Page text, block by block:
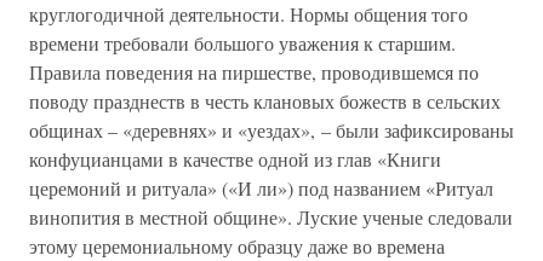
круглогодичной деятельности. Нормы общения того
времени требовали большого уважения к старшим.
Правила поведения на пиршестве, проводившемся по
поводу празднеств в честь клановых божеств в сельских
общинах – «деревнях» и «уездах», – были зафиксированы
конфуцианцами в качестве одной из глав «Книги
церемоний и ритуала» («И ли») под названием «Ритуал
винопития в местной общине». Луские ученые следовали
этому церемониальному образцу даже во времена